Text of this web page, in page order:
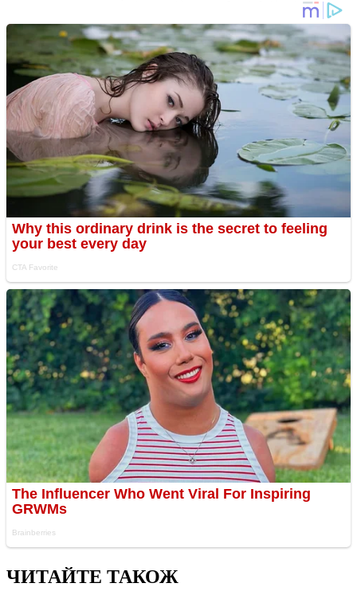
ЧИТАЙТЕ ТАКОЖ